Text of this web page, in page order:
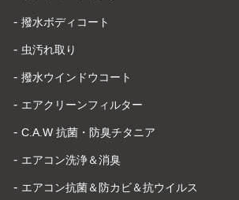
撥水ボディコート
虫汚れ取り
撥水ウインドウコート
エアクリーンフィルター
C.A.W 抗菌・防臭チタニア
エアコン洗浄＆消臭
エアコン抗菌＆防カビ＆抗ウイルス